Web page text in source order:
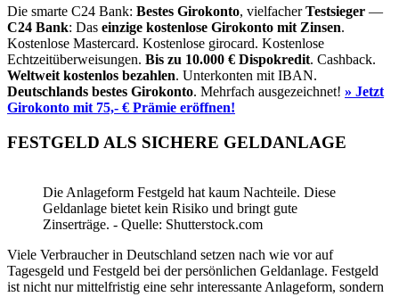
Die smarte C24 Bank: Bestes Girokonto, vielfacherTestsieger —
C24 Bank: Das einzige kostenlose Girokonto mit Zinsen.
Kostenlose Mastercard. Kostenlose girocard. Kostenlose
Echtzeitüberweisungen. Bis zu 10.000 € Dispokredit. Cashback.
Weltweit kostenlos bezahlen. Unterkonten mit IBAN.
Deutschlands bestes Girokonto. Mehrfach ausgezeichnet! » Jetzt
Girokonto mit 75,- € Prämie eröffnen!
FESTGELD ALS SICHERE GELDANLAGE
Die Anlageform Festgeld hat kaum Nachteile. Diese
Geldanlage bietet kein Risiko und bringt gute
Zinserträge. - Quelle: Shutterstock.com
Viele Verbraucher in Deutschland setzen nach wie vor auf
Tagesgeld und Festgeld bei der persönlichen Geldanlage. Festgeld
ist nicht nur mittelfristig eine sehr interessante Anlageform, sondern